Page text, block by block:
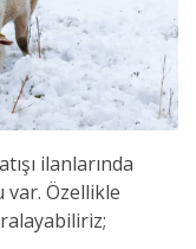
ilanlarında
Özellikle